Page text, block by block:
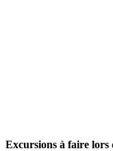
Excursions à faire lors